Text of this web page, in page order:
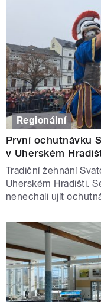
Regionální
První ochutnávku
v Uherském
Tradiční žehnání
Uherském Hradišti.
nenechali ujít